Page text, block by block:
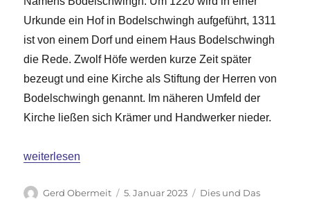
Urkunde ein Hof in Bodelschwingh aufgeführt, 1311
ist von einem Dorf und einem Haus Bodelschwingh
die Rede. Zwolf Höfe werden kurze Zeit später
bezeugt und eine Kirche als Stiftung der Herren von
Bodelschwingh genannt. Im näheren Umfeld der
Kirche ließen sich Krämer und Handwerker nieder.
„Spaziergang durch Bodelschwingh“
weiterlesen
Autor
Gerd Obermeit
Veröffentlicht
5. Januar 2023 Kategorien
Dies und Das